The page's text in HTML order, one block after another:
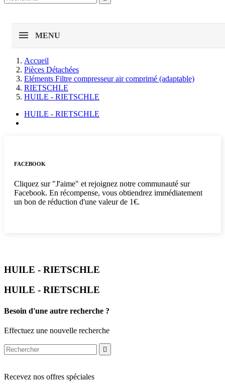
MENU
Accueil
Pièces Détachées
Eléments Filtre compresseur air comprimé (adaptable)
RIETSCHLE
HUILE - RIETSCHLE
HUILE - RIETSCHLE
FACEBOOK
Cliquez sur "J'aime" et rejoignez notre communauté sur
Facebook. En récompense, vous obtiendrez immédiatement
un bon de réduction d'une valeur de 1€.
HUILE - RIETSCHLE
HUILE - RIETSCHLE
Besoin d'une autre recherche ?
Effectuez une nouvelle recherche

Recevez nos offres spéciales